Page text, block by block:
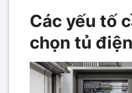
Các yếu tố
chọn tủ